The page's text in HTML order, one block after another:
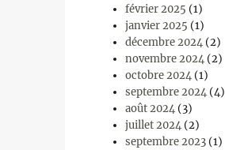
février 2025 (1)
janvier 2025 (1)
décembre 2024 (2)
novembre 2024 (2)
octobre 2024 (1)
septembre 2024 (4)
août 2024 (3)
juillet 2024 (2)
septembre 2023 (1)